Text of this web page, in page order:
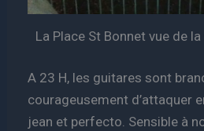
La Place St Bonnet vue de
A 23 H, les guitares sont
courageusement d’attaquer
jean et perfecto. Sensible à